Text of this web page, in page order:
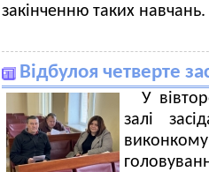
закінченню таких навчань.
Відбулоя четверте
У
залі